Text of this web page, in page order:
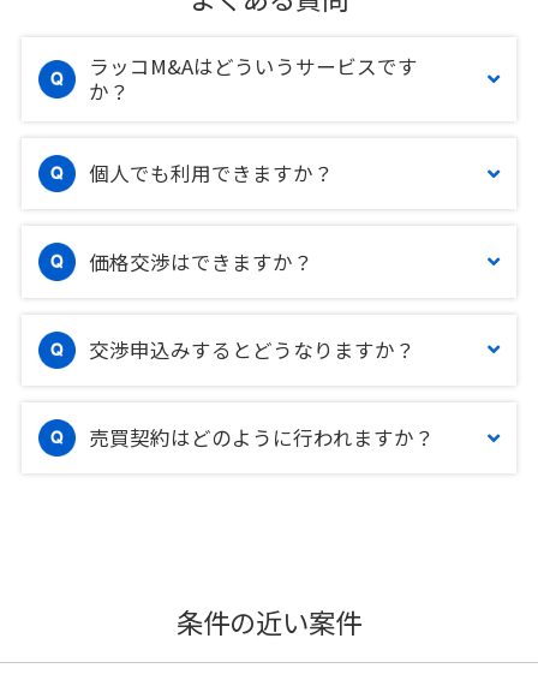
ラッコM&Aはどういうサービスです
か？
個人でも利用できますか？
価格交渉はできますか？
交渉申込みするとどうなりますか？
売買契約はどのように行われますか？
条件の近い案件